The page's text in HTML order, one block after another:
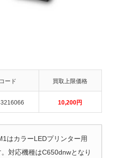
ード 買取上限価格
10,200円
はカラーLEDプリンター用
対応機種はC650dnwとなり